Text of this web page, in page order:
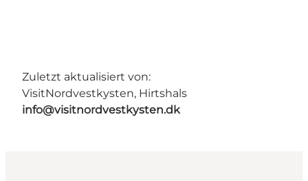
Zuletzt aktualisiert von:
VisitNordvestkysten, Hirtshals
info@visitnordvestkysten.dk